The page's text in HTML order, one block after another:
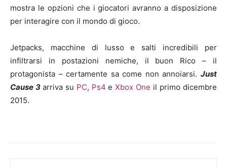
mostra le opzioni che i giocatori avranno a disposizione
per interagire con il mondo di gioco.
Jetpacks, macchine di lusso e salti incredibili per
infiltrarsi in postazioni nemiche, il buon Rico – il
protagonista – certamente sa come non annoiarsi. Just
Cause 3 arriva su PC, Ps4 eXbox One il primo dicembre
2015.